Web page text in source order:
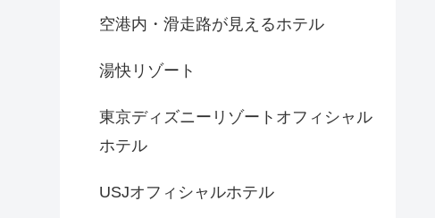
空港内・滑走路が見えるホテル
湯快リゾート
東京ディズニーリゾートオフィシャル
ホテル
USJオフィシャルホテル